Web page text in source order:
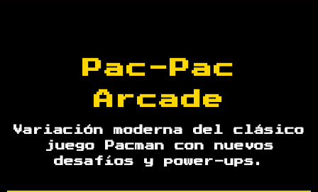
Pac-Pac
Arcade
Variación moderna del clásico
juego Pacman con nuevos
desafíos y power-ups.